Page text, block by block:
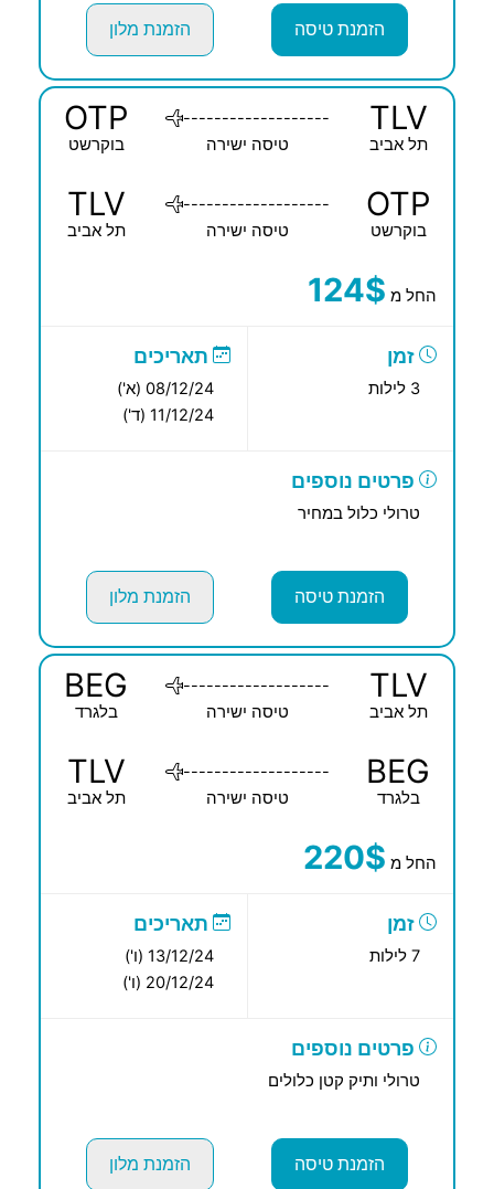
הזמנת טיסה הזמנת מלון
TLV
תל אביב
-------------------
טיסה ישירה
OTP
בוקרשט
OTP
בוקרשט
-------------------
טיסה ישירה
TLV
תל אביב
החל מ 124$
זמן
3 לילות
תאריכים
08/12/24 (א')
11/12/24 (ד')
פרטים נוספים
טרולי כלול במחיר
הזמנת טיסה הזמנת מלון
TLV
תל אביב
-------------------
טיסה ישירה
BEG
בלגרד
BEG
בלגרד
-------------------
טיסה ישירה
TLV
תל אביב
החל מ 220$
זמן
7 לילות
תאריכים
13/12/24 (ו')
20/12/24 (ו')
פרטים נוספים
טרולי ותיק קטן כלולים
הזמנת טיסה הזמנת מלון